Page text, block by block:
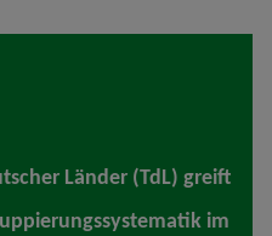
Länder (TdL) greift
im